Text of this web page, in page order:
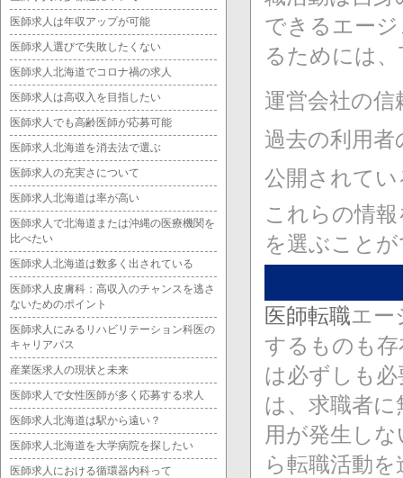
できるエー
るためには
運営会社の
過去の利用
公開されて
これらの情
を選ぶこと
医師転職エー
するものも
は必ずしも
は、求職者
用が発生し
ら転職活動
医師求人は年収アップが可能
医師求人選びで失敗したくない
医師求人北海道でコロナ禍の求人
医師求人は高収入を目指したい
医師求人でも高齢医師が応募可能
医師求人北海道を消去法で選ぶ
医師求人の充実さについて
医師求人北海道は率が高い
医師求人で北海道または沖縄の医療機関を
比べたい
医師求人北海道は数多く出されている
医師求人皮膚科：高収入のチャンスを逃さ
ないためのポイント
医師求人にみるリハビリテーション科医の
キャリアパス
産業医求人の現状と未来
医師求人で女性医師が多く応募する求人
医師求人北海道は駅から遠い？
医師求人北海道を大学病院を探したい
医師求人における循環器内科って